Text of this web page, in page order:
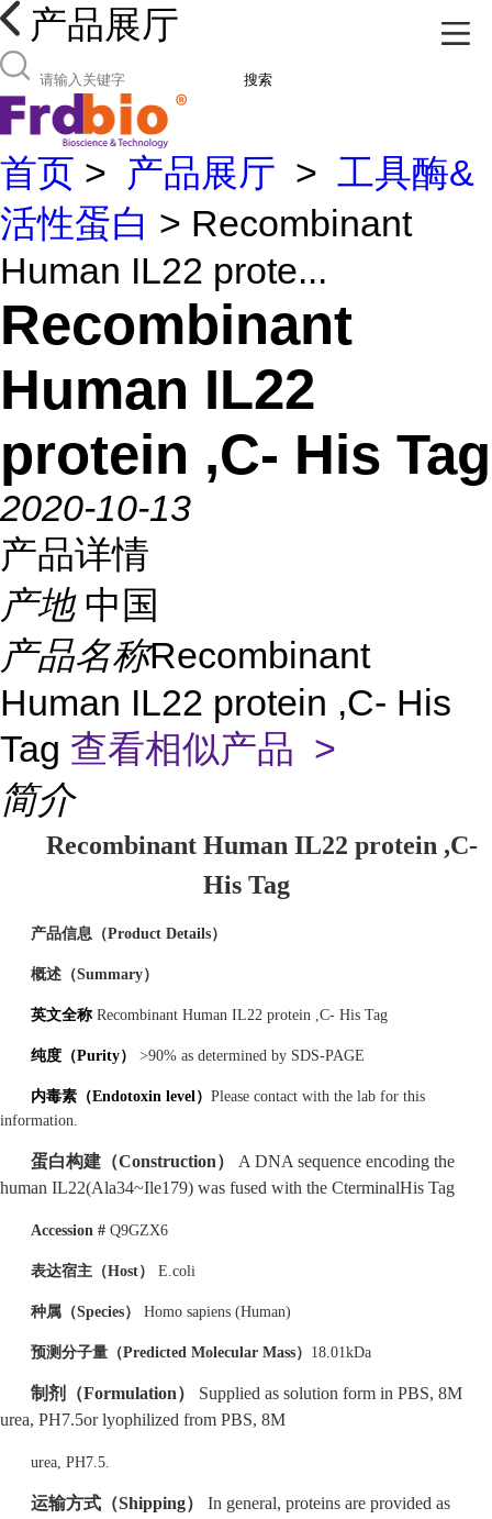
产品展厅
搜索
首页 > 产品展厅 > 工具酶&
活性蛋白 > Recombinant
Human IL22 prote...
Recombinant
Human IL22
protein ,C- His Tag
2020-10-13
产品详情
产地 中国
产品名称Recombinant
Human IL22 protein ,C- His
Tag 查看相似产品 >
简介
Recombinant Human IL22 protein ,C-
His Tag
产品信息（Product Details）
概述（Summary）
英文全称 Recombinant Human IL22 protein ,C- His Tag
纯度（Purity） >90% as determined by SDS-PAGE
内毒素（Endotoxin level） Please contact with the lab for this
information.
蛋白构建（Construction）
A DNA sequence encoding the
human IL22(Ala34~Ile179) was fused with the CterminalHis Tag
Accession # Q9GZX6
表达宿主（Host） E.coli
种属（Species） Homo sapiens (Human)
预测分子量（Predicted Molecular Mass） 18.01kDa
制剂（Formulation）
Supplied as solution form in PBS, 8M
urea, PH7.5or lyophilized from PBS, 8M
urea, PH7.5.
运输方式（Shipping）
In general, proteins are provided as